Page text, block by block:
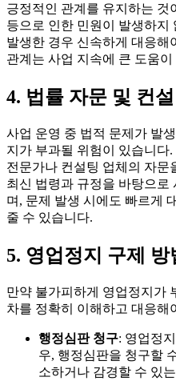
긍정적인 관계를 유지하는 것
등으로 인한 민원이 발생하지
발생한 경우 신속하게 대응해
관계는 사업 지속에 큰 도움
4. 법률 자문 및 컨
사업 운영 중 법적 문제가 발
지가 부과될 위험이 있습니다
전문가나 컨설팅 업체의 자문
최신 법령과 규정을 바탕으로
며, 문제 발생 시에도 빠르게
줄 수 있습니다.
5. 영업정지 구제 방
만약 불가피하게 영업정지가
차를 정확히 이해하고 대응해
행정심판 청구: 영업정
우, 행정심판을 청구할
소하거나 감경할 수 있